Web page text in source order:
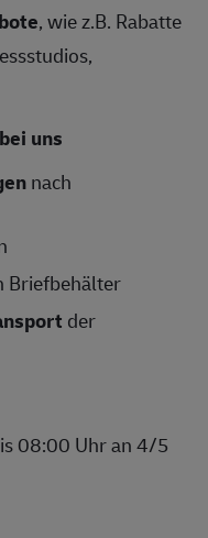
, wie z.B. Rabatte
uns
nach
Briefbehälter
der
08:00 Uhr an 4/5